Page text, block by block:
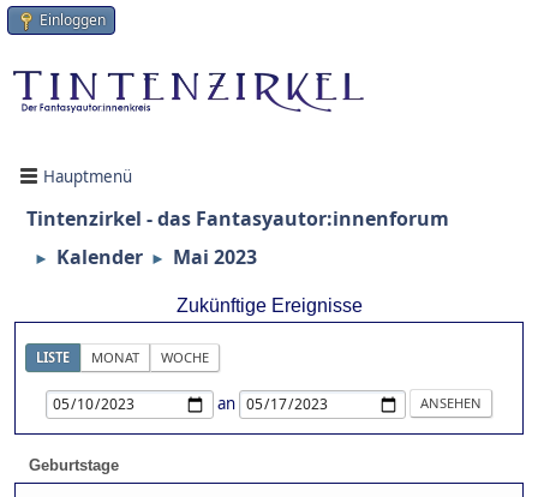
Einloggen
Hauptmenü
Tintenzirkel - das Fantasyautor:innenforum
► Kalender ► Mai 2023
Zukünftige Ereignisse
LISTE MONAT WOCHE
an
Geburtstage